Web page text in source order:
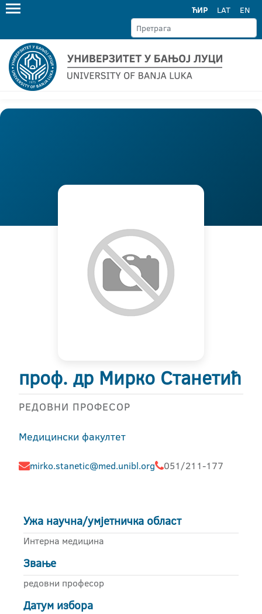
ЋИР LAT EN
проф. др Мирко Станетић
РЕДОВНИ ПРОФЕСОР
Медицински факултет
mirko.stanetic@med.unibl.org 051/211-177
Ужа научна/умјетничка област
Интерна медицина
Звање
редовни професор
Датум избора